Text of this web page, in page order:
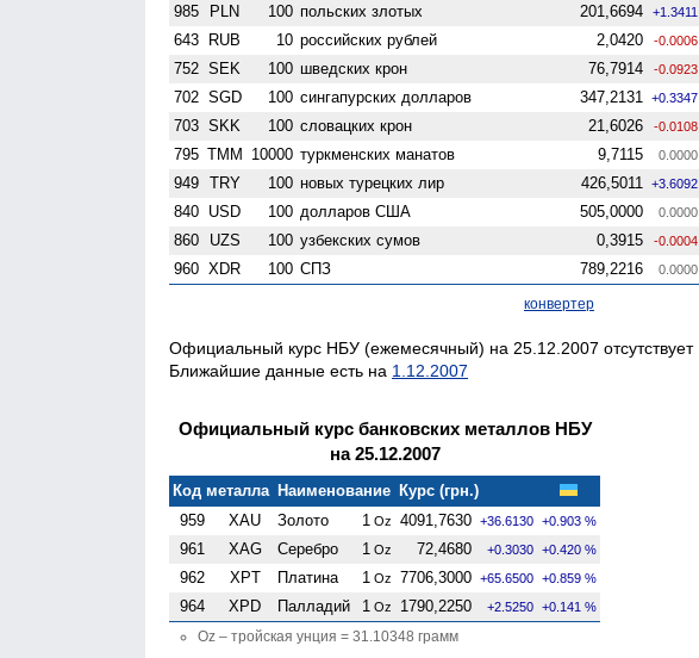
985 PLN 100 польских злотых 201,6694 +1.3411
643 RUB 10 российских рублей 2,0420 -0.0006
752 SEK 100 шведских крон 76,7914 -0.0923
702 SGD 100 сингапурских долларов 347,2131 +0.3347
703 SKK 100 словацких крон 21,6026 -0.0108
795 TMM 10000 туркменских манатов 9,7115 0.0000
949 TRY 100 новых турецких лир 426,5011 +3.6092
840 USD 100 долларов США 505,0000 0.0000
860 UZS 100 узбекских сумов 0,3915 -0.0004
960 XDR 100 СПЗ 789,2216 0.0000
конвертер
Официальный курс НБУ (ежемесячный) на 25.12.2007 отсутствует
Ближайшие данные есть на 1.12.2007
Официальный курс банковских металлов НБУ
на 25.12.2007
Код металла Наименование Курс (грн.)
959
XAU Золото 1 Oz 4091,7630 +36.6130 +0.903 %
961 XAG Серебро 1 Oz 72,4680 +0.3030 +0.420 %
962 XPT Платина 1 Oz 7706,3000 +65.6500 +0.859 %
964 XPD Палладий 1 Oz 1790,2250 +2.5250 +0.141 %
Oz – тройская унция = 31.10348 грамм